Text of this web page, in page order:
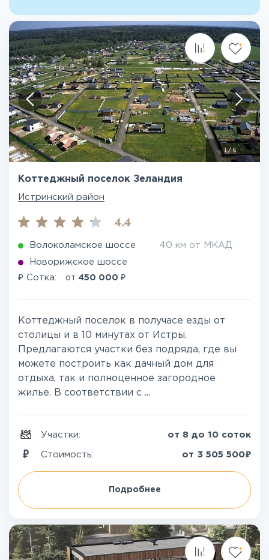
1/6
Коттеджный поселок Зеландия
Истринский район
4.4
Волоколамское шоссе 40 км от МКАД
Новорижское шоссе
₽ Сотка: от 450 000 ₽
Коттеджный поселок в получасе езды от
столицы и в 10 минутах от Истры.
Предлагаются участки без подряда, где вы
можете построить как дачный дом для
отдыха, так и полноценное загородное
жилье. В соответствии с ...
Участки: от 8 до 10 соток
Стоимость: от 3 505 500₽
Подробнее